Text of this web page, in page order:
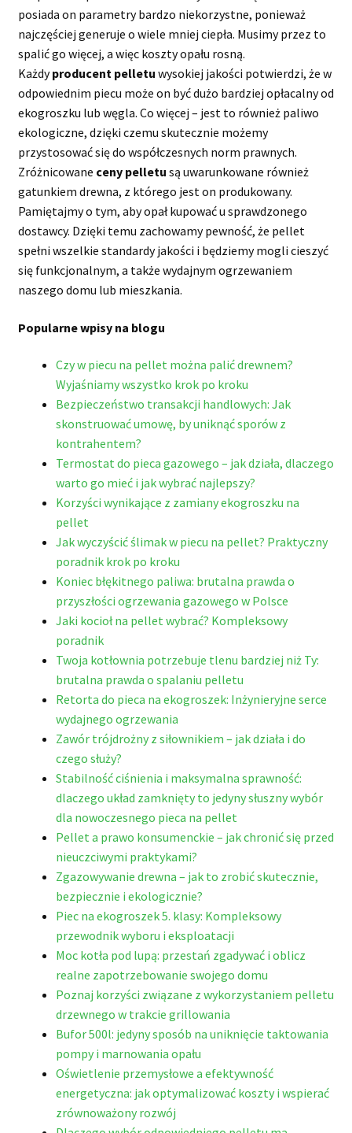
posiada on parametry bardzo niekorzystne, ponieważ
najczęściej generuje o wiele mniej ciepła. Musimy przez to
spalić go więcej, a więc koszty opału rosną.
Każdyproducent pelletu wysokiej jakości potwierdzi, że w
odpowiednim piecu może on być dużo bardziej opłacalny od
ekogroszku lub węgla. Co więcej – jest to również paliwo
ekologiczne, dzięki czemu skutecznie możemy
przystosować się do współczesnych norm prawnych.
Zróżnicowane ceny pelletu są uwarunkowane również
gatunkiem drewna, z którego jest on produkowany.
Pamiętajmy o tym, aby opał kupować u sprawdzonego
dostawcy. Dzięki temu zachowamy pewność, że pellet
spełni wszelkie standardy jakości i będziemy mogli cieszyć
się funkcjonalnym, a także wydajnym ogrzewaniem
naszego domu lub mieszkania.
Popularne wpisy na blogu
Czy w piecu na pellet można palić drewnem?
Wyjaśniamy wszystko krok po kroku
Bezpieczeństwo transakcji handlowych: Jak
skonstruować umowę, by uniknąć sporów z
kontrahentem?
Termostat do pieca gazowego – jak działa, dlaczego
warto go mieć i jak wybrać najlepszy?
Korzyści wynikające z zamiany ekogroszku na
pellet
Jak wyczyścić ślimak w piecu na pellet? Praktyczny
poradnik krok po kroku
Koniec błękitnego paliwa: brutalna prawda o
przyszłości ogrzewania gazowego w Polsce
Jaki kocioł na pellet wybrać? Kompleksowy
poradnik
Twoja kotłownia potrzebuje tlenu bardziej niż Ty:
brutalna prawda o spalaniu pelletu
Retorta do pieca na ekogroszek: Inżynieryjne serce
wydajnego ogrzewania
Zawór trójdrożny z siłownikiem – jak działa i do
czego służy?
Stabilność ciśnienia i maksymalna sprawność:
dlaczego układ zamknięty to jedyny słuszny wybór
dla nowoczesnego pieca na pellet
Pellet a prawo konsumenckie – jak chronić się przed
nieuczciwymi praktykami?
Zgazowywanie drewna – jak to zrobić skutecznie,
bezpiecznie i ekologicznie?
Piec na ekogroszek 5. klasy: Kompleksowy
przewodnik wyboru i eksploatacji
Moc kotła pod lupą: przestań zgadywać i oblicz
realne zapotrzebowanie swojego domu
Poznaj korzyści związane z wykorzystaniem pelletu
drzewnego w trakcie grillowania
Bufor 500l: jedyny sposób na uniknięcie taktowania
pompy i marnowania opału
Oświetlenie przemysłowe a efektywność
energetyczna: jak optymalizować koszty i wspierać
zrównoważony rozwój